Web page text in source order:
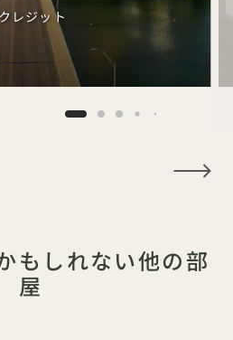
レジット
もしれない他の部
屋